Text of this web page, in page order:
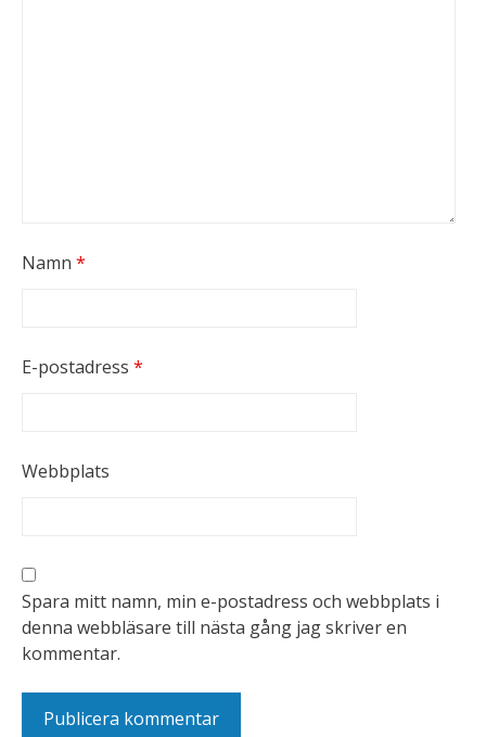
Namn *
E-postadress *
Webbplats
Spara mitt namn, min e-postadress och webbplats i
denna webbläsare till nästa gång jag skriver en
kommentar.